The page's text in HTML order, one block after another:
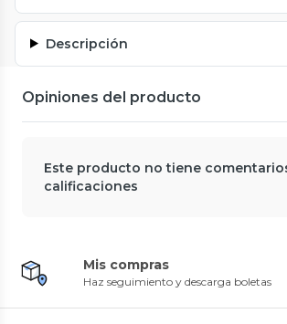
Descripción
Opiniones del producto
Este producto no tiene
calificaciones
Mis compras
Haz seguimiento y descarga boletas